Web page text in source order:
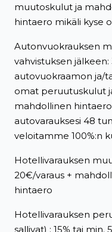
muutoskulut ja
hintaero mikäli kyse
Autonvuokrauksen
vahvistuksen jälkeen:
autovuokraamon ja/
omat peruutuskulut
mahdollinen
autovarauksesi 48
veloitamme 100%:n
Hotellivarauksen
20€/varaus +
hintaero
Hotellivarauksen
sallivat) : 15% tai